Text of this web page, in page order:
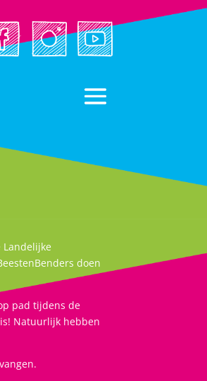
doen
pad tijdens de
Natuurlijk hebben